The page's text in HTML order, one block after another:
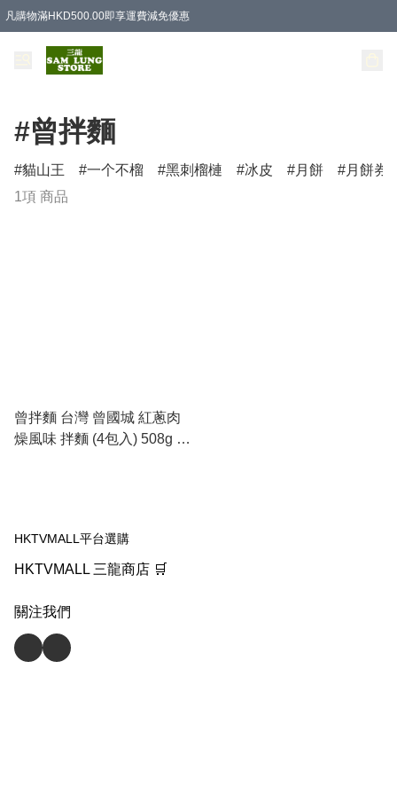
凡購物滿HKD500.00即享運費減免優惠
#曾拌麵
貓山王 一个不榴 黑刺榴槤 冰皮 月餅
月餅券
1項 商品
曾拌麵 台灣 曾國城 紅蔥肉
燥風味 拌麵 (4包入) 508g 曾
HKTVMALL平台選購
HKTVMALL 三龍商店 🛒
關注我們